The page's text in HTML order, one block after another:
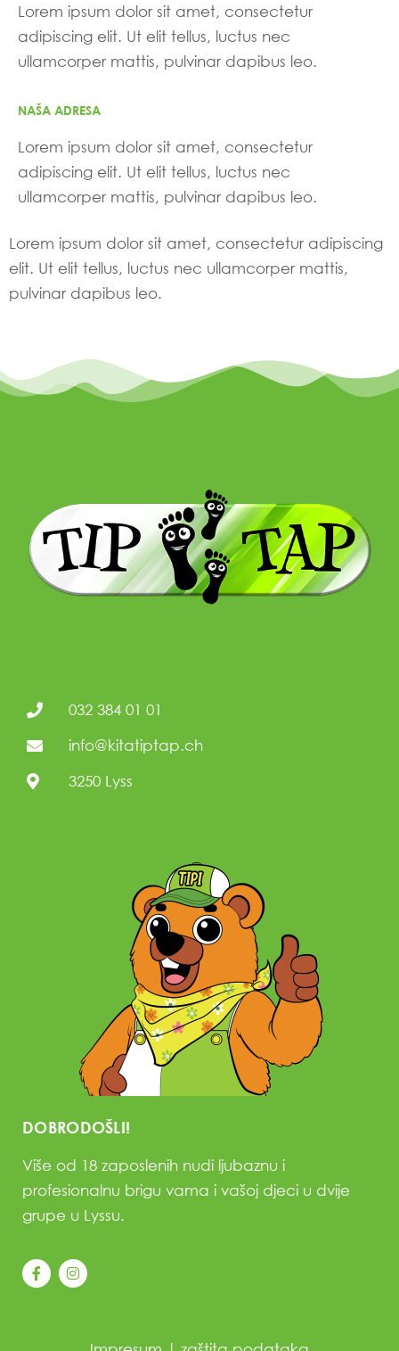
Lorem ipsum dolor sit amet, consectetur
adipiscing elit. Ut elit tellus, luctus nec
ullamcorper mattis, pulvinar dapibus leo.
NAŠA ADRESA
Lorem ipsum dolor sit amet, consectetur
adipiscing elit. Ut elit tellus, luctus nec
ullamcorper mattis, pulvinar dapibus leo.
Lorem ipsum dolor sit amet, consectetur adipiscing
elit. Ut elit tellus, luctus nec ullamcorper mattis,
pulvinar dapibus leo.
032 384 01 01
info@kitatiptap.ch
3250 Lyss
DOBRODOŠLI!
Više od 18 zaposlenih nudi ljubaznu i
profesionalnu brigu vama i vašoj djeci u dvije
grupe u Lyssu.